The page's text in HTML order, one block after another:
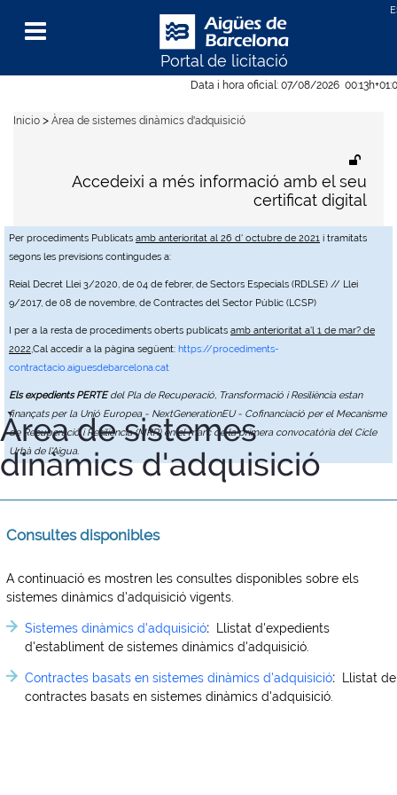
Data i hora oficial: 07/08/2026 00:13h
Per procediments Publicats amb anterioritat al 26 d' octubre de 2021 i tramitats
segons les previsions contingudes a:
Reial Decret Llei 3/2020, de 04 de febrer, de Sectors Especials (RDLSE) // Llei
9/2017, de 08 de novembre, de Contractes del Sector Públic (LCSP)
I per a la resta de procediments oberts publicats amb anterioritat a'l 1 de mar? de
2022,Cal accedir a la pàgina següent: https://procediments-
contractacio.aiguesdebarcelona.cat
Els expedients PERTEdel Pla de Recuperació, Transformació i Resiliència estan
finançats per la Unió Europea - NextGenerationEU - Cofinanciació per el Mecanisme
de Recuperació i Resiliència (MRR) en el marc de la primera convocatòria del Cicle
Urbà de l'Aigua.
Portal de licitació
Menu
Accedeixi a més informació amb el seu
certificat digital
Inicio > Àrea de sistemes dinàmics d'adquisició
Àrea de sistemes
dinàmics d'adquisició
Consultes disponibles
A continuació es mostren les consultes disponibles sobre els
sistemes dinàmics d'adquisició vigents.
Sistemes dinàmics d'adquisició:
Llistat d'expedients
d'establiment de sistemes dinàmics d'adquisició.
Contractes basats en sistemes dinàmics d'adquisició:
Llistat de
contractes basats en sistemes dinàmics d'adquisició.